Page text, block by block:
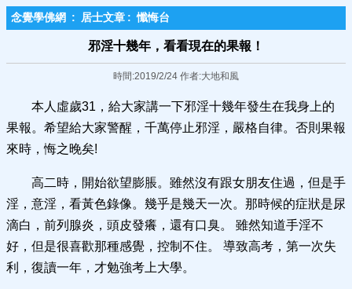
念覺學佛網 : 居士文章 : 懺悔台
邪淫十幾年，看看現在的果報！
時間:2019/2/24 作者:大地和風
本人虛歲31，給大家講一下邪淫十幾年發生在我身上的
果報。希望給大家警醒，千萬停止邪淫，嚴格自律。否則果報
來時，悔之晚矣!
高二時，開始欲望膨脹。雖然沒有跟女朋友住過，但是手
淫，意淫，看黃色錄像。幾乎是幾天一次。那時候的症狀是尿
滴白，前列腺炎，頭皮發癢，還有口臭。 雖然知道手淫不
好，但是很喜歡那種感覺，控制不住。 導致高考，第一次失
利，復讀一年，才勉強考上大學。